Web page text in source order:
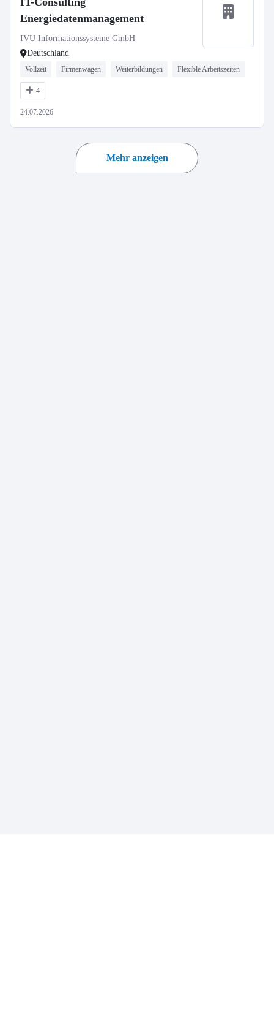
Energiedatenmanagement
IVU Informationssysteme GmbH
Deutschland
Vollzeit Firmenwagen Weiterbildungen Flexible Arbeitszeiten
4
24.07.2026
Mehr anzeigen